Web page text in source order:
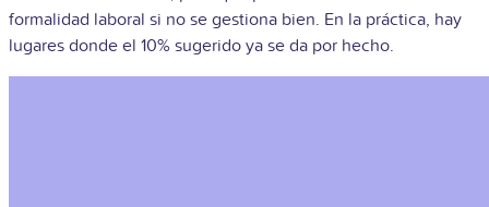
formalidad laboral si no se gestiona bien. En la práctica, hay
lugares donde el 10% sugerido ya se da por hecho.